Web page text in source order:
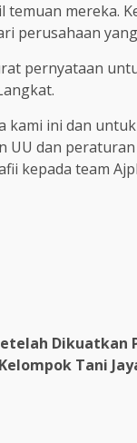
mereka.
perusahaan
pernyataan
kami ini dan
UU dan
kepada team
Dikuatkan
Kelompok Tani